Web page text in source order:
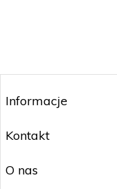
Informacje
Kontakt
O nas